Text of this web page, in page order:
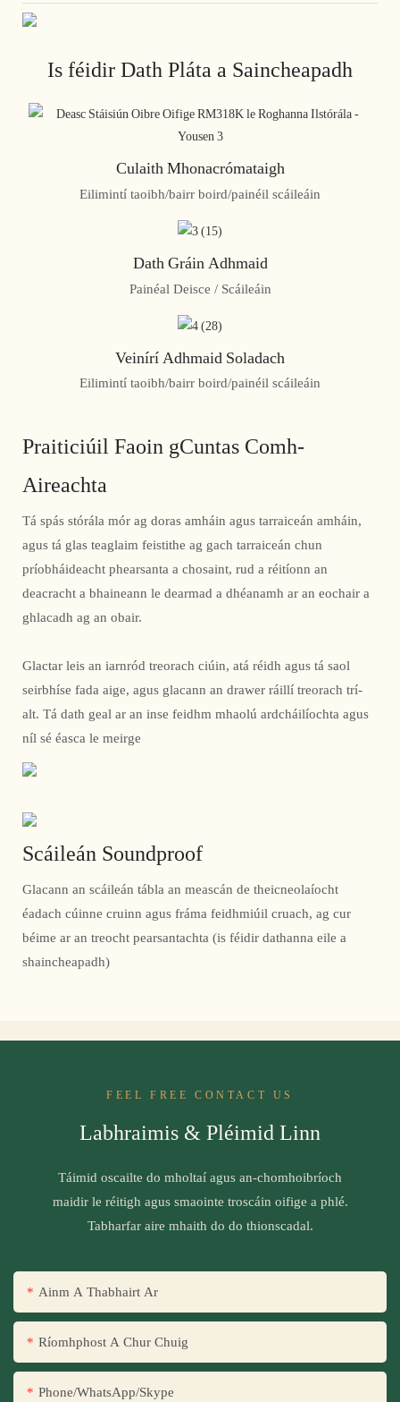
Is féidir Dath Pláta a Saincheapadh
Culaith Mhonacrómataigh
Eilimintí taoibh/bairr boird/painéil scáileáin
Dath Gráin Adhmaid
Painéal Deisce / Scáileáin
Veinírí Adhmaid Soladach
Eilimintí taoibh/bairr boird/painéil scáileáin
Praiticiúil Faoin gCuntas Comh-
Aireachta
Tá spás stórála mór ag doras amháin agus tarraiceán amháin,
agus tá glas teaglaim feistithe ag gach tarraiceán chun
príobháideacht phearsanta a chosaint, rud a réitíonn an
deacracht a bhaineann le dearmad a dhéanamh ar an eochair a
ghlacadh ag an obair.
Glactar leis an iarnród treorach ciúin, atá réidh agus tá saol
seirbhíse fada aige, agus glacann an drawer ráillí treorach trí-
alt. Tá dath geal ar an inse feidhm mhaolú ardcháilíochta agus
níl sé éasca le meirge
Scáileán Soundproof
Glacann an scáileán tábla an meascán de theicneolaíocht
éadach cúinne cruinn agus fráma feidhmiúil cruach, ag cur
béime ar an treocht pearsantachta (is féidir dathanna eile a
shaincheapadh)
FEEL FREE CONTACT US
Labhraimis & Pléimid Linn
Táimid oscailte do mholtaí agus an-chomhoibríoch
maidir le réitigh agus smaointe troscáin oifige a phlé.
Tabharfar aire mhaith do do thionscadal.
Ainm A Thabhairt Ar
Ríomhphost A Chur Chuig
Phone/WhatsApp/Skype